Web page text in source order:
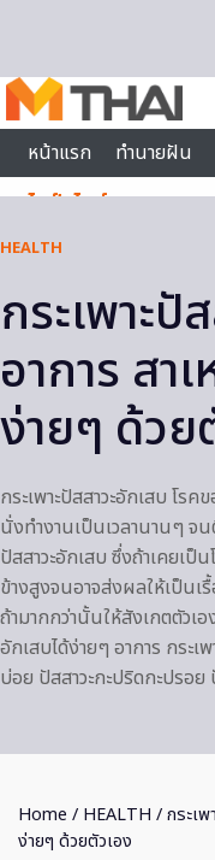
หน้าแรก
ทำนายฝัน
ไลฟ์สไตล์
HEALTH
กระเพาะปั
อาการ สา
ง่ายๆ ด้วย
กระเพาะปัสสาวะอักเสบ โร
นั่งทำงานเป็นเวลานานๆ จ
ปัสสาวะอักเสบ ซึ่งถ้าเคยเป็
ข้างสูงจนอาจส่งผลให้เป็นเ
ถ้ามากกว่านั้นให้สังเกตตัวเอ
อักเสบได้ง่ายๆ อาการ กระเ
บ่อย ปัสสาวะกะปริดกะปรอ
Home / HEALTH / กระเพ
ง่ายๆ ด้วยตัวเอง